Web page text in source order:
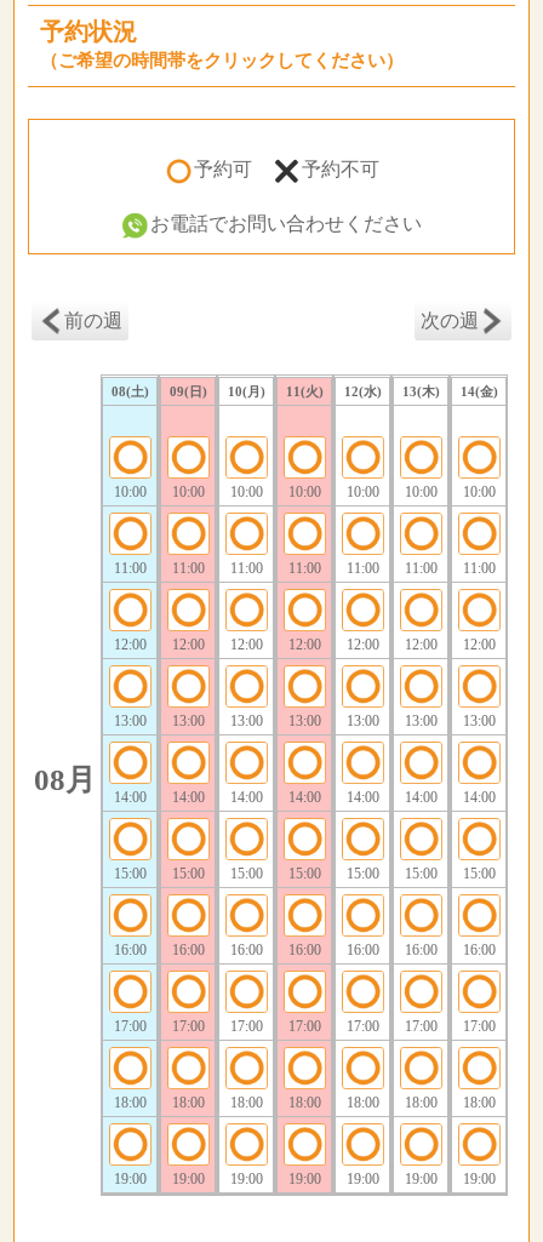
予約状況
（ご希望の時間帯をクリックしてください）
予約可 予約不可
お電話でお問い合わせください
前の週 次の週
08月
08(土)
10:00
11:00
12:00
13:00
14:00
15:00
16:00
17:00
18:00
19:00
09(日)
10:00
11:00
12:00
13:00
14:00
15:00
16:00
17:00
18:00
19:00
10(月)
10:00
11:00
12:00
13:00
14:00
15:00
16:00
17:00
18:00
19:00
11(火)
10:00
11:00
12:00
13:00
14:00
15:00
16:00
17:00
18:00
19:00
12(水)
10:00
11:00
12:00
13:00
14:00
15:00
16:00
17:00
18:00
19:00
13(木)
10:00
11:00
12:00
13:00
14:00
15:00
16:00
17:00
18:00
19:00
14(金)
10:00
11:00
12:00
13:00
14:00
15:00
16:00
17:00
18:00
19:00